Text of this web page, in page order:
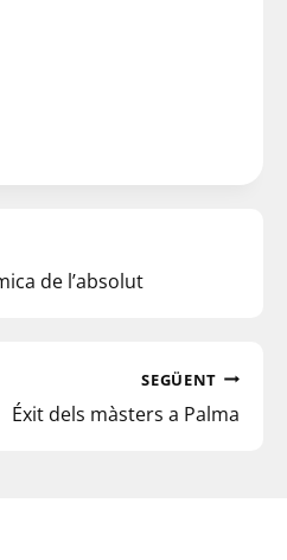
de l’absolut
SEGÜENT
Éxit dels màsters a Palma